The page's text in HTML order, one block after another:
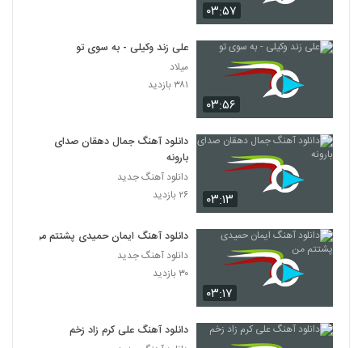
۰۳:۵۷
۰۳:۵۶
علی زند وکیلی - به سوی تو
میلاد
۳۸۱ بازدید
۰۳:۱۳
دانلود آهنگ جمال دهقان صدای
بارونه
دانلود آهنگ جدید
۲۶ بازدید
۰۳:۱۷
دانلود آهنگ ایمان حمیدی پشتتم من
دانلود آهنگ جدید
۳۰ بازدید
دانلود آهنگ علی کرم زاد زخم